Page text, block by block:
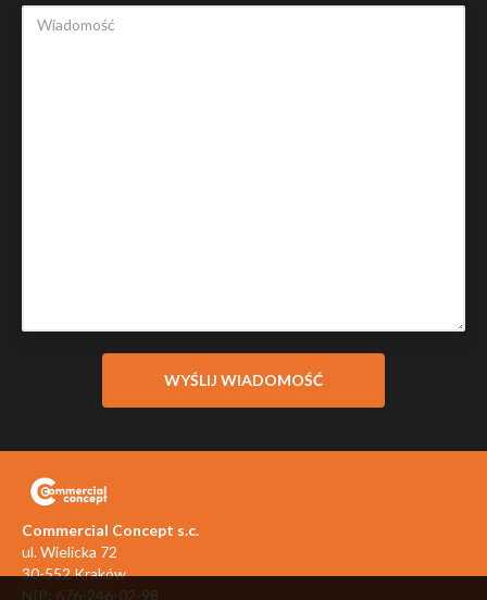
Commercial Concept s.c.
ul. Wielicka 72
30-552 Kraków
NIP: 676-246-02-98